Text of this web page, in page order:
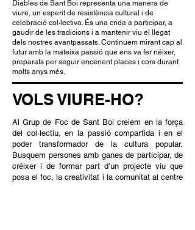
Diables de Sant Boi representa una manera de
viure, un esperit de resistència cultural i de
celebració col·lectiva. És una crida a participar, a
gaudir de les tradicions i a mantenir viu el llegat
dels nostres avantpassats. Continuem mirant cap al
futur amb la mateixa passió que ens va fer néixer,
preparats per seguir encenent places i cors durant
molts anys més.
VOLS VIURE-HO?
Al Grup de Foc de Sant Boi creiem en la força
del col·lectiu, en la passió compartida i en el
poder transformador de la cultura popular.
Busquem persones amb ganes de participar, de
créixer i de formar part d’un projecte viu que
posa el foc, la creativitat i la comunitat al centre